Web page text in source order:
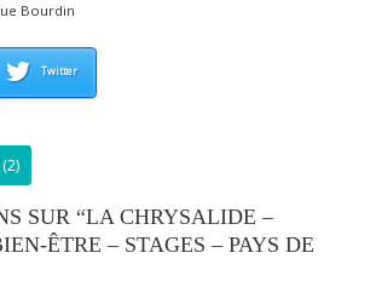
Bourdin
Twitter
SUR “LA CHRYSALIDE –
ÊTRE – STAGES – PAYS DE